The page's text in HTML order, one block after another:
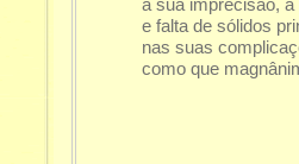
a sua imprecisão,
e falta de sólidos
nas suas
como que